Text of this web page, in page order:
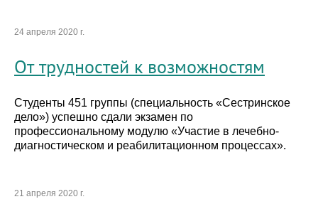
24 апреля 2020 г.
От трудностей к возможностям
Студенты 451 группы (специальность «Сестринское
дело») успешно сдали экзамен по
профессиональному модулю «Участие в лечебно-
диагностическом и реабилитационном процессах».
21 апреля 2020 г.